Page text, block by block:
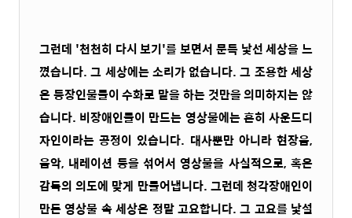
그런데 '천천히 다시 보기'를 보면서 문득 낯선 세상을 느
꼈습니다. 그 세상에는 소리가 없습니다. 그 조용한 세상
은 등장인물들이 수화로 말을 하는 것만을 의미하지는 않
습니다. 비장애인들이 만드는 영상물에는 흔히 사운드디
자인이라는 공정이 있습니다. 대사뿐만 아니라 현장음,
음악, 내레이션 등을 섞어서 영상물을 사실적으로, 혹은
감독의 의도에 맞게 만들어냅니다. 그런데 청각장애인이
만든 영상물 속 세상은 정말 고요합니다. 그 고요를 낯설